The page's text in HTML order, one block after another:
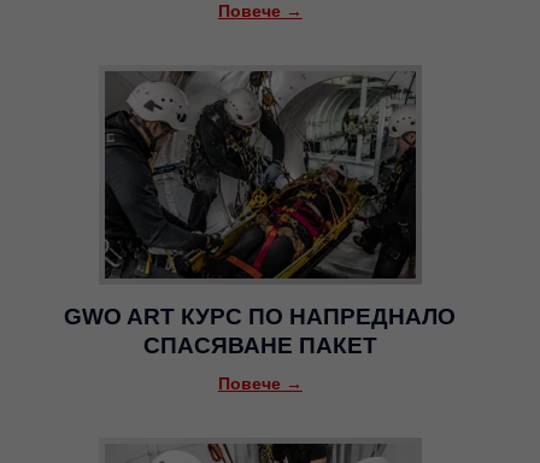
Повече →
GWO ART КУРС ПО НАПРЕДНАЛО
СПАСЯВАНЕ ПАКЕТ
Повече →